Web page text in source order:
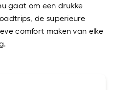
gaat om een drukke
de superieure
comfort maken van elke